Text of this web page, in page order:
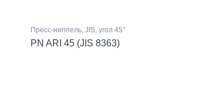
Пресс-ниппель, JIS, угол 45°
PN ARI 45 (JIS 8363)